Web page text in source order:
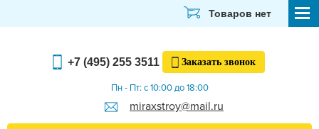
ОТДЕЛОЧНЫЕ МАТЕРИАЛЫ
Товаров нет
+7 (495) 255 3511 Заказать звонок
Пн - Пт: с 10:00 до 18:00
miraxstroy@mail.ru